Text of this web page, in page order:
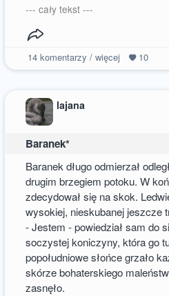
--- cały tekst ---
14komentarzy / więcej 10
lajana
Baranek*
Baranek długo odmierzał
drugim brzegiem potoku. W
zdecydował się na skok.
wysokiej, nieskubanej jeszcze
- Jestem - powiedział sam do
soczystej koniczyny, która go
popołudniowe słońce grzało
skórze bohaterskiego
zasnęło.